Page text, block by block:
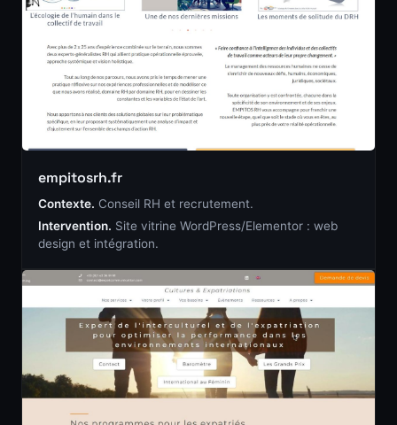
empitosrh.fr
Contexte. Conseil RH et recrutement.
Intervention. Site vitrine WordPress/Elementor : web
design et intégration.